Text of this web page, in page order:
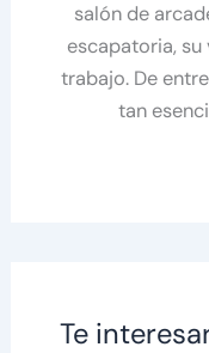
salón de
escapatoria,
trabajo. De
tan
Te